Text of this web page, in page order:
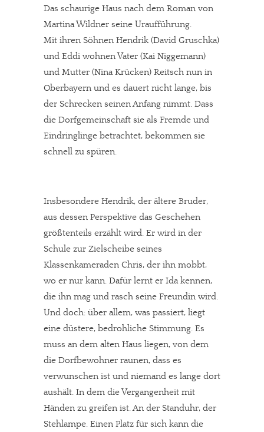
Das schaurige Haus nach dem Roman von
Martina Wildner seine Uraufführung.
Mit ihren Söhnen Hendrik (David Gruschka)
und Eddi wohnen Vater (Kai Niggemann)
und Mutter (Nina Krücken) Reitsch nun in
Oberbayern und es dauert nicht lange, bis
der Schrecken seinen Anfang nimmt. Dass
die Dorfgemeinschaft sie als Fremde und
Eindringlinge betrachtet, bekommen sie
schnell zu spüren.
Insbesondere Hendrik, der ältere Bruder,
aus dessen Perspektive das Geschehen
größtenteils erzählt wird. Er wird in der
Schule zur Zielscheibe seines
Klassenkameraden Chris, der ihn mobbt,
wo er nur kann. Dafür lernt er Ida kennen,
die ihn mag und rasch seine Freundin wird.
Und doch: über allem, was passiert, liegt
eine düstere, bedrohliche Stimmung. Es
muss an dem alten Haus liegen, von dem
die Dorfbewohner raunen, dass es
verwunschen ist und niemand es lange dort
aushält. In dem die Vergangenheit mit
Händen zu greifen ist. An der Standuhr, der
Stehlampe. Einen Platz für sich kann die